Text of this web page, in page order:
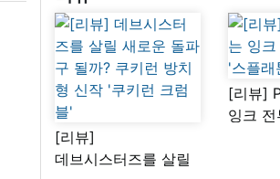
넓어지는 재미를
추구했다”
[리뷰]
데브시스터즈를 살릴
[리뷰]
잉크